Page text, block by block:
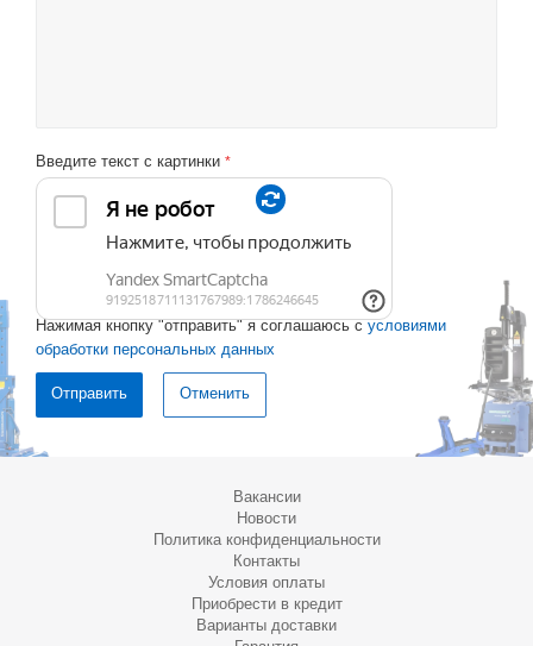
Введите текст с картинки *
Нажимая кнопку "отправить" я соглашаюсь с условиями
обработки персональных данных
Отменить
Вакансии
Новости
Политика конфиденциальности
Контакты
Условия оплаты
Приобрести в кредит
Варианты доставки